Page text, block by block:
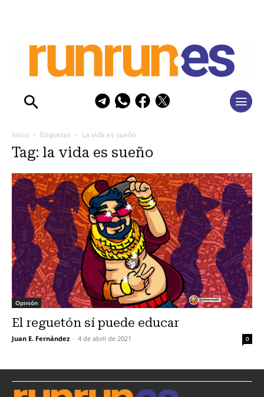
Inicio Etiquetas La vida es sueño
Tag: la vida es sueño
Opinión
El reguetón sí puede educar
Juan E. Fernández - 4 de abril de 2021 0